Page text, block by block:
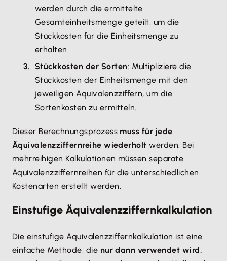
werden durch die ermittelte
Gesamteinheitsmenge geteilt, um die
Stückkosten für die Einheitsmenge zu
erhalten.
Stückkosten der Sorten: Multipliziere die
Stückkosten der Einheitsmenge mit den
jeweiligen Äquivalenzziffern, um die
Sortenkosten zu ermitteln.
Dieser Berechnungsprozess muss für jede
Äquivalenzziffernreihe wiederholt werden. Bei
mehrreihigen Kalkulationen müssen separate
Äquivalenzziffernreihen für die unterschiedlichen
Kostenarten erstellt werden.
Einstufige Äquivalenzziffernkalkulation
Die einstufige Äquivalenzziffernkalkulation ist eine
einfache Methode, die nur dann verwendet wird,